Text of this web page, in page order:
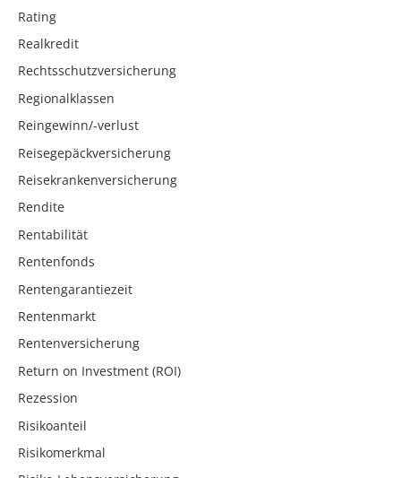
Rating
Realkredit
Rechtsschutzversicherung
Regionalklassen
Reingewinn/-verlust
Reisegepäckversicherung
Reisekrankenversicherung
Rendite
Rentabilität
Rentenfonds
Rentengarantiezeit
Rentenmarkt
Rentenversicherung
Return on Investment (ROI)
Rezession
Risikoanteil
Risikomerkmal